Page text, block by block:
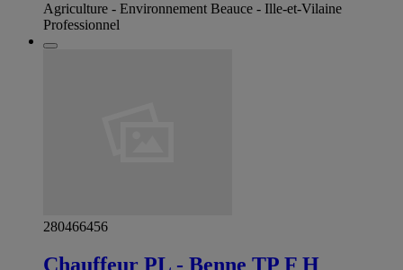
Agriculture - Environnement Beauce - Ille-et-Vilaine
Professionnel
280466456
Chauffeur PL - Benne TP F H